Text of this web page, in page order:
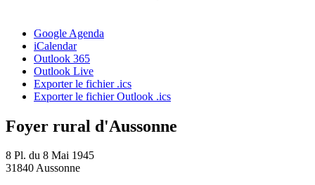
Google Agenda
iCalendar
Outlook 365
Outlook Live
Exporter le fichier .ics
Exporter le fichier Outlook .ics
Foyer rural d'Aussonne
8 Pl. du 8 Mai 1945
31840 Aussonne